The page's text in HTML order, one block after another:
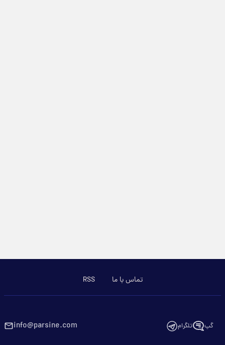
تماس با ما RSS
گپ تلگرام info@parsine.com